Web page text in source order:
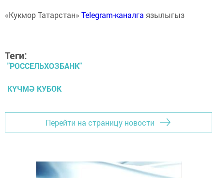
«Кукмор Татарстан» Telegram-каналга язылыгыз
Теги:
"РОССЕЛЬХОЗБАНК"
КҮЧМӘ КУБОК
Перейти на страницу новости